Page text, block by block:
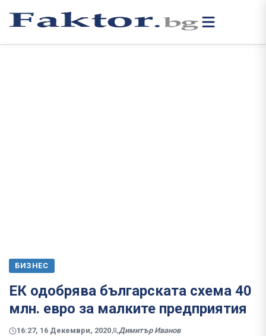
БИЗНЕС
ЕК одобрява българската схема 40
млн. евро за малките предприятия
16:27, 16 Декември, 2020 Димитър Иванов